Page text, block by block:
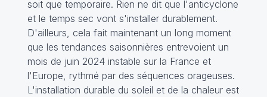
soit que temporaire. Rien ne dit que l'anticyclone
et le temps sec vont s'installer durablement.
D'ailleurs, cela fait maintenant un long moment
que les tendances saisonnières entrevoient un
mois de juin 2024 instable sur la France et
l'Europe, rythmé par des séquences orageuses.
L'installation durable du soleil et de la chaleur est